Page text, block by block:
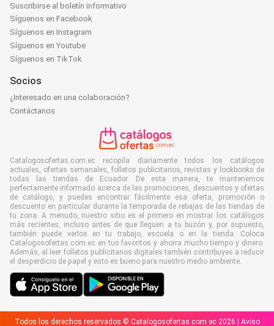
Suscribirse al boletín informativo
Síguenos en Facebook
Síguenos en Instagram
Síguenos en Youtube
Síguenos en TikTok
Socios
¿Interesado en una colaboración?
Contáctanos
Catalogosofertas.com.ec recopila diariamente todos los catálogos
actuales, ofertas semanales, folletos publicitarios, revistas y lookbooks de
todas las tiendas de Ecuador. De esta manera, te mantenemos
perfectamente informado acerca de las promociones, descuentos y ofertas
de catálogo, y puedes encontrar fácilmente esa oferta, promoción o
descuento en particular durante la temporada de rebajas de las tiendas de
tu zona. A menudo, nuestro sitio es el primero en mostrar los catálogos
más recientes, incluso antes de que lleguen a tu buzón y, por supuesto,
también puede verlos en tu trabajo, escuela o en la tienda. Coloca
Catalogosofertas.com.ec en tus favoritos y ahorra mucho tiempo y dinero.
Además, al leer folletos publicitarios digitales también contribuyes a reducir
el desperdicio de papel y esto es bueno para nuestro medio ambiente.
Todos los derechos reservados © Catalogosofertas.com.ec 2026 | Aviso